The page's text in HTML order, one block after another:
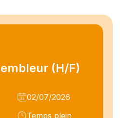
(H/F)
02/07/2026
Temps plein